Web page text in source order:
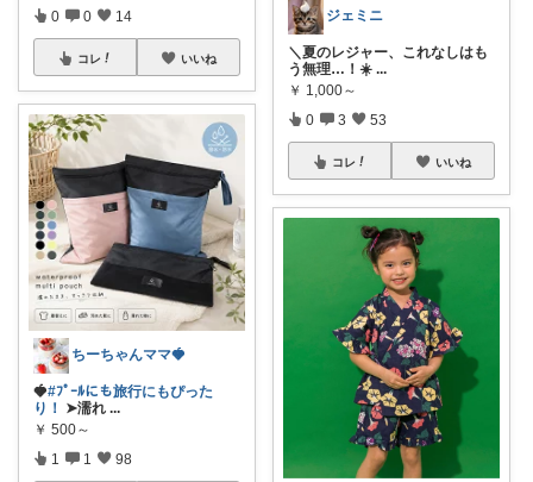
0 0 14
コレ いいね
ちーちゃんママ🍓
🍓#ﾌﾟｰﾙにも旅行にもぴった
り！
➤濡れ ...
￥ 500～
1 1 98
ジェミニ
＼夏のレジャー、これなしはも
う無理…！☀️ ...
￥ 1,000～
0 3 53
コレ いいね